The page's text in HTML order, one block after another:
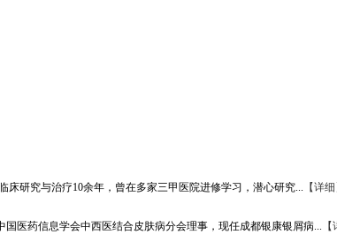
研究与治疗10余年，曾在多家三甲医院进修学习，潜心研究... 【详细
医药信息学会中西医结合皮肤病分会理事，现任成都银康银屑病...